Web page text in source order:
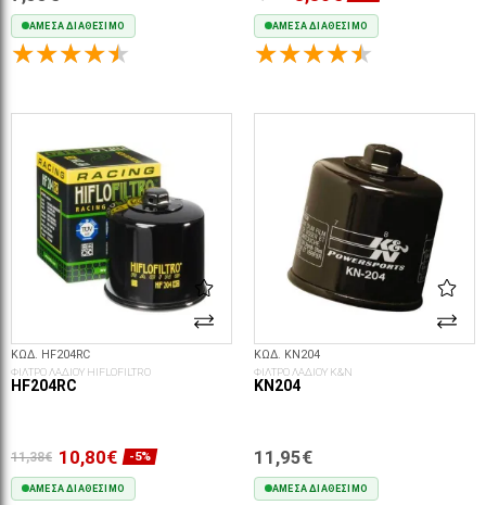
ΆΜΕΣΑ ΔΙΑΘΈΣΙΜΟ ΆΜΕΣΑ ΔΙΑΘΈΣΙΜΟ
ΚΩΔ. HF204RC
ΦΙΛΤΡΟ ΛΑΔΙΟΥ HIFLOFILTRO
HF204RC
11,38€ 10,80€ -5%
ΆΜΕΣΑ ΔΙΑΘΈΣΙΜΟ
ΚΩΔ. KN204
ΦΙΛΤΡΟ ΛΑΔΙΟΥ K&N
KN204
11,95€
ΆΜΕΣΑ ΔΙΑΘΈΣΙΜΟ